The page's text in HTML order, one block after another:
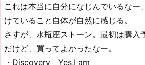
これは本当に自分になじんでいるなー
けていること自体が自然に感じる。
さすが、水瓶座ストーン。最初は購入
だけど、買ってよかったなー。
・Discovery Yes,I am